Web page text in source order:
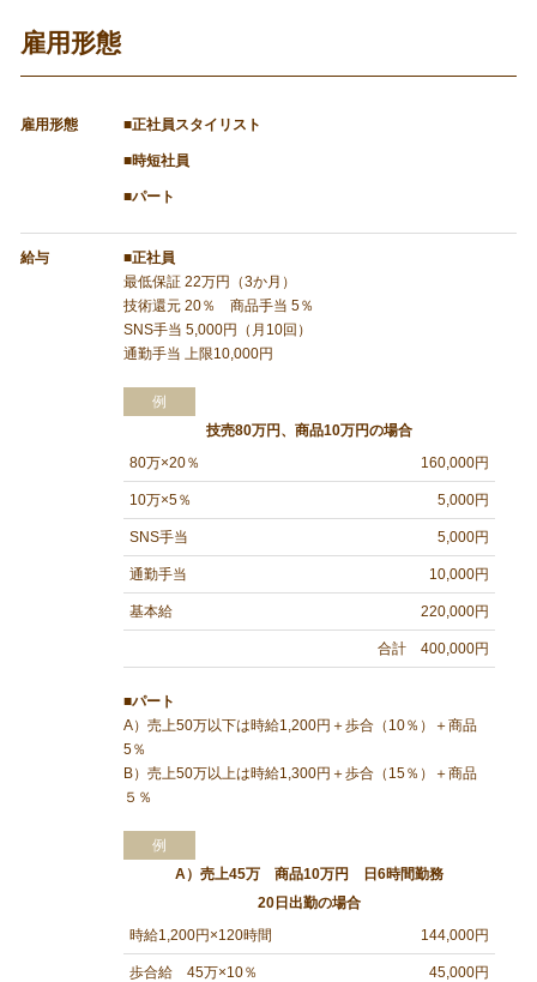
雇用形態
雇用形態 ■正社員スタイリスト
■時短社員
■パート
給与
■正社員
最低保証 22万円（3か月）
技術還元 20％ 商品手当 5％
SNS手当 5,000円（月10回）
通勤手当 上限10,000円
例
技売80万円、商品10万円の場合
80万×20％
160,000円
10万×5％ 5,000円
SNS手当 5,000円
通勤手当 10,000円
基本給 220,000円
合計 400,000円
■パート
A）売上50万以下は時給1,200円＋歩合（10％）＋商品
5％
B）売上50万以上は時給1,300円＋歩合（15％）＋商品
５％
例
A）売上45万 商品10万円 日6時間勤務
20日出勤の場合
時給1,200円×120時間
144,000円
歩合給 45万×10％ 45,000円